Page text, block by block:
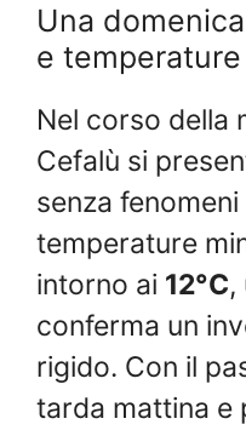
Una
e
Nel corso della
Cefalù si
senza
temperature
intorno ai 12°C,
conferma un
rigido. Con il
tarda mattina e